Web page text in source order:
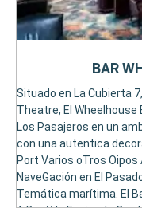
Situado en La Cubierta
Theatre, El Wheelhouse
Los Pasajeros en un
con una autentica
Port Varios oTros
NaveGación en El
Temática marítima. El
A Bar Y Is Equipado Con
BAR